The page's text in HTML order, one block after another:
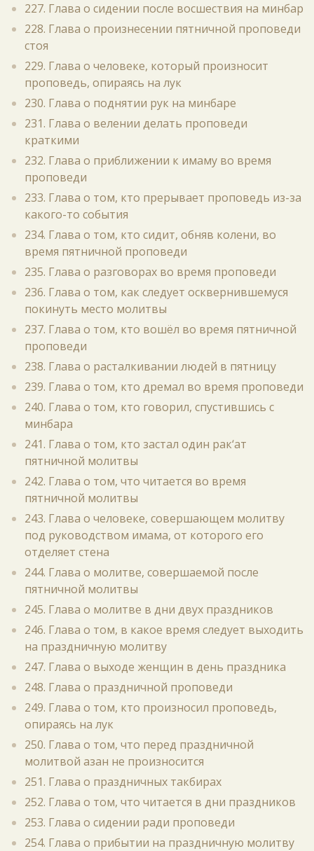
227. Глава о сидении после восшествия на минбар
228. Глава о произнесении пятничной проповеди
стоя
229. Глава о человеке, который произносит
проповедь, опираясь на лук
230. Глава о поднятии рук на минбаре
231. Глава о велении делать проповеди
краткими
232. Глава о приближении к имаму во время
проповеди
233. Глава о том, кто прерывает проповедь из-за
какого-то события
234. Глава о том, кто сидит, обняв колени, во
время пятничной проповеди
235. Глава о разговорах во время проповеди
236. Глава о том, как следует осквернившемуся
покинуть место молитвы
237. Глава о том, кто вошёл во время пятничной
проповеди
238. Глава о расталкивании людей в пятницу
239. Глава о том, кто дремал во время проповеди
240. Глава о том, кто говорил, спустившись с
минбара
241. Глава о том, кто застал один рак‘ат
пятничной молитвы
242. Глава о том, что читается во время
пятничной молитвы
243. Глава о человеке, совершающем молитву
под руководством имама, от которого его
отделяет стена
244. Глава о молитве, совершаемой после
пятничной молитвы
245. Глава о молитве в дни двух праздников
246. Глава о том, в какое время следует выходить
на праздничную молитву
247. Глава о выходе женщин в день праздника
248. Глава о праздничной проповеди
249. Глава о том, кто произносил проповедь,
опираясь на лук
250. Глава о том, что перед праздничной
молитвой азан не произносится
251. Глава о праздничных такбирах
252. Глава о том, что читается в дни праздников
253. Глава о сидении ради проповеди
254. Глава о прибытии на праздничную молитву